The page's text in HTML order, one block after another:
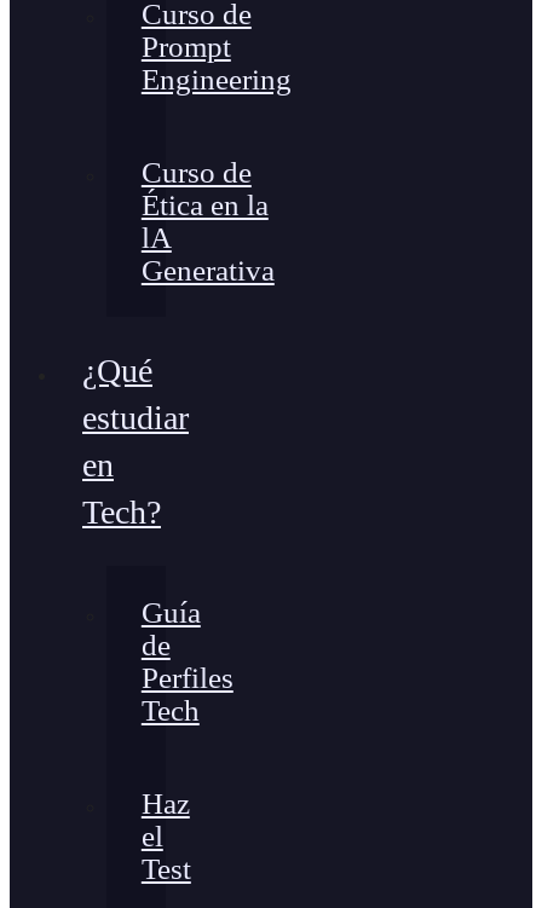
Curso de
Prompt
Engineering
Curso de
Ética en la
lA
Generativa
¿Qué
estudiar
en
Tech?
Guía
de
Perfiles
Tech
Haz
el
Test